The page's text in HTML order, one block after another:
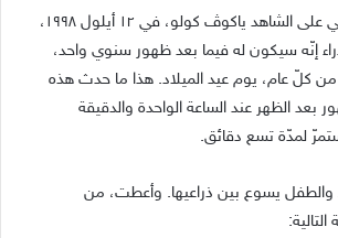
خلال آخر ظهور يومي على الشاهد ياكوﭪ كولو، في ١٢ أيلول ١٩٩٨،
إنّه سيكون له فيما بعد ظهور سنوي واحد،
من كلّ عام، يوم عيد الميلاد. هذا ما حدث هذه
بعد الظهر عند الساعة الواحدة والدقيقة
لمدّة تسع دقائق.
والطفل يسوع بين ذراعيها. وأعطت، من